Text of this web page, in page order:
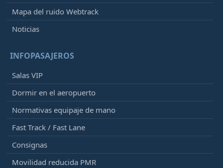
Mapa del ruido Webtrack
Noticias
INFOPASAJEROS
Salas VIP
Dormir en el aeropuerto
Normativas equipaje de mano
Fast Track / Fast Lane
Consignas
Movilidad reducida PMR